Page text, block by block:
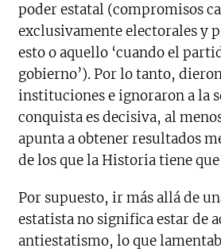
poder estatal (compromisos
exclusivamente electorales y
esto o aquello ‘cuando el
gobierno’). Por lo tanto,
instituciones e ignoraron a la
conquista es decisiva, al
apunta a obtener resultados
de los que la Historia tiene
Por supuesto, ir más allá de
estatista no significa estar de
antiestatismo, lo que